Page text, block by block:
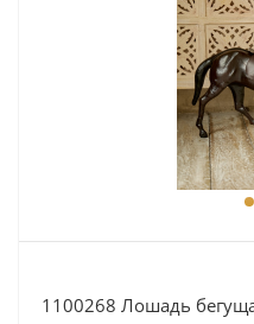
1100268 Лошадь